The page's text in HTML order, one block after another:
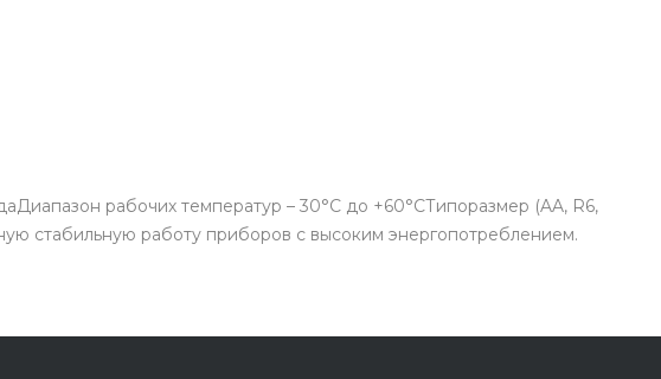
рабочих температур – 30°C до +60°CТипоразмер (AA, R6,
стабильную работу приборов с высоким энергопотреблением.